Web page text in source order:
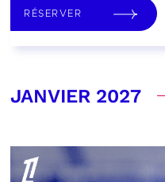
RÉSERVER
JANVIER 2027